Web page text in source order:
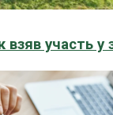
участь у